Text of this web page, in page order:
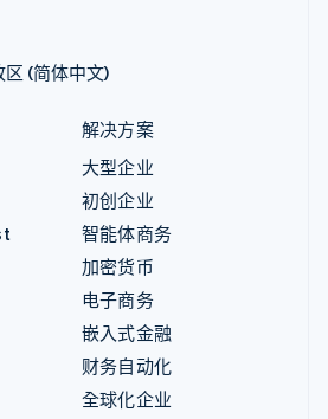
(简体中文)
解决方案
大型企业
初创企业
智能体商务
加密货币
电子商务
嵌入式金融
财务自动化
全球化企业